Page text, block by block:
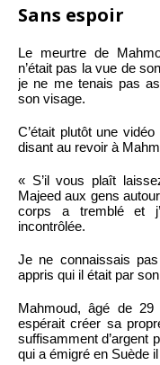
Sans espoir
Le meurtre de
n’était pas la vue de
je ne me tenais pas
son visage.
C’était plutôt une
disant au revoir à
« S’il vous plaît
Majeed aux gens
corps a tremblé et
incontrôlée.
Je ne connaissais pas
appris qui il était par
Mahmoud, âgé de
espérait créer sa
suffisamment d’argent
qui a émigré en Suède